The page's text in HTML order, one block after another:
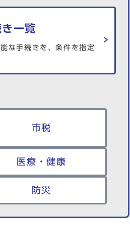
一覧
な手続きを、条件を指定
市税
医療・健康
防災